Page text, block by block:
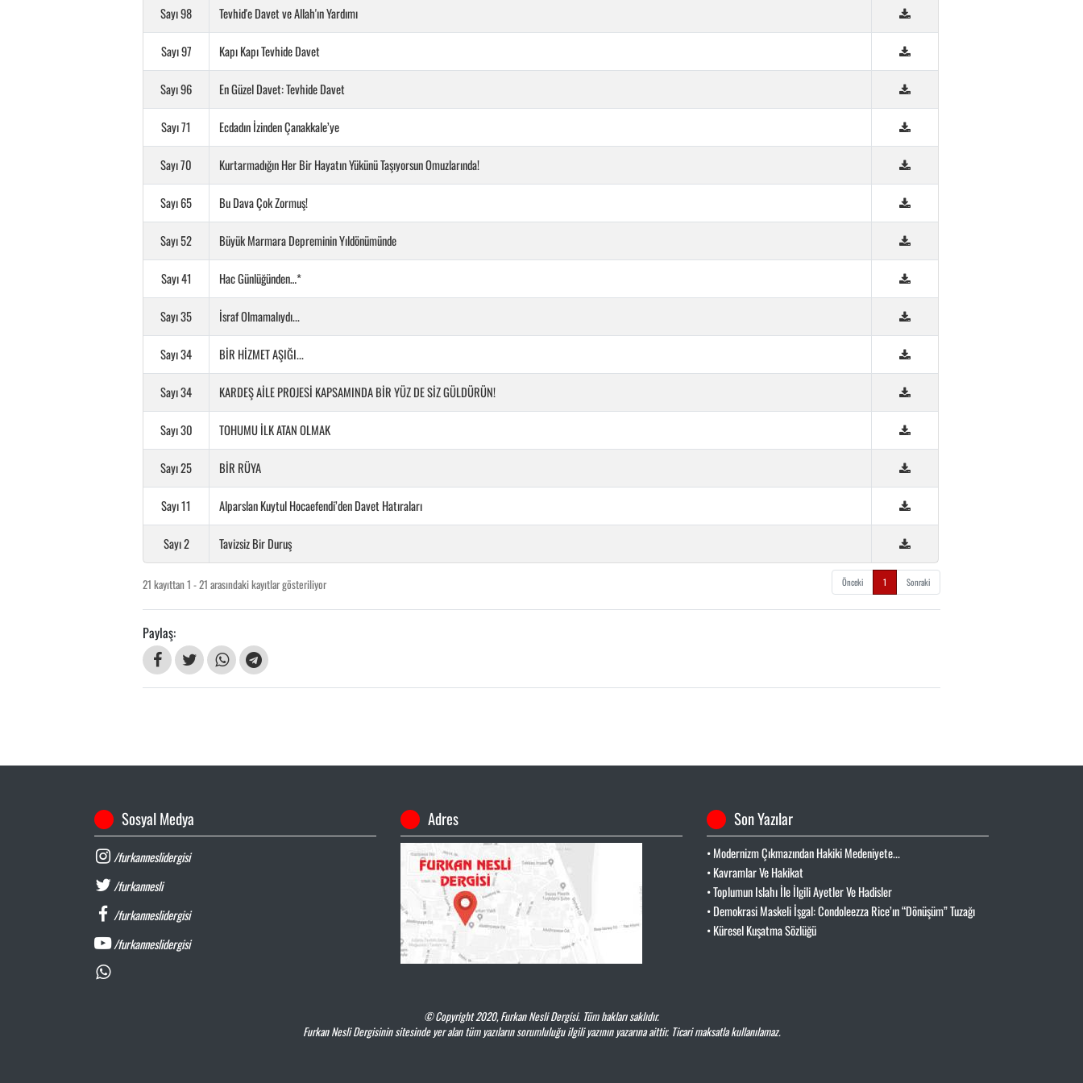
Sayı 98 Tevhid'e Davet ve Allah'ın Yardımı
Sayı 97 Kapı Kapı Tevhide Davet
Sayı 96 En Güzel Davet: Tevhide Davet
Sayı 71 Ecdadın İzinden Çanakkale’ye
Sayı 70 Kurtarmadığın Her Bir Hayatın Yükünü Taşıyorsun Omuzlarında!
Sayı 65 Bu Dava Çok Zormuş!
Sayı 52 Büyük Marmara Depreminin Yıldönümünde
Sayı 41 Hac Günlüğünden…*
Sayı 35 İsraf Olmamalıydı...
Sayı 34 BİR HİZMET AŞIĞI...
Sayı 34 KARDEŞ AİLE PROJESİ KAPSAMINDA BİR YÜZ DE SİZ GÜLDÜRÜN!
Sayı 30 TOHUMU İLK ATAN OLMAK
Sayı 25 BİR RÜYA
Sayı 11 Alparslan Kuytul Hocaefendi’den Davet Hatıraları
Sayı 2 Tavizsiz Bir Duruş
21 kayıttan 1 - 21 arasındaki kayıtlar gösteriliyor Önceki 1 Sonraki
Paylaş:
Sosyal Medya
/furkanneslidergisi
/furkannesli
/furkanneslidergisi
/furkanneslidergisi
Adres Son Yazılar
• Modernizm Çıkmazından Hakiki Medeniyete...
• Kavramlar Ve Hakikat
• Toplumun Islahı İle İlgili Ayetler Ve Hadisler
• Demokrasi Maskeli İşgal: Condoleezza Rice’ın “Dönüşüm” Tuzağı
• Küresel Kuşatma Sözlüğü
© Copyright 2020,Furkan Nesli Dergisi. Tüm hakları saklıdır.
Furkan Nesli Dergisinin sitesinde yer alan tüm yazıların sorumluluğu ilgili yazının yazarına aittir. Ticari maksatla kullanılamaz.